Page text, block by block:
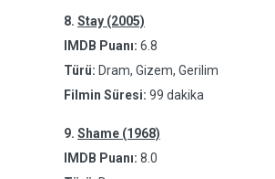
8. Stay (2005)
IMDB Puanı: 6.8
Türü: Dram, Gizem, Gerilim
Filmin Süresi: 99 dakika
9. Shame (1968)
IMDB Puanı: 8.0